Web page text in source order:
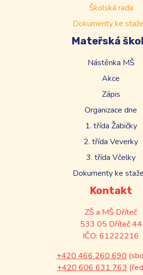
Školská rada
Dokumenty ke
Mateřská
Nástěnka MŠ
Akce
Zápis
Organizace dne
1. třída Žabičky
2. třída Veverky
3. třída Včelky
Dokumenty ke
Kontakt
ZŠ a MŠ Dříteč
533 05 Dříteč 44
IČO: 61222216
+420 466 260 690
+420 606 631 763